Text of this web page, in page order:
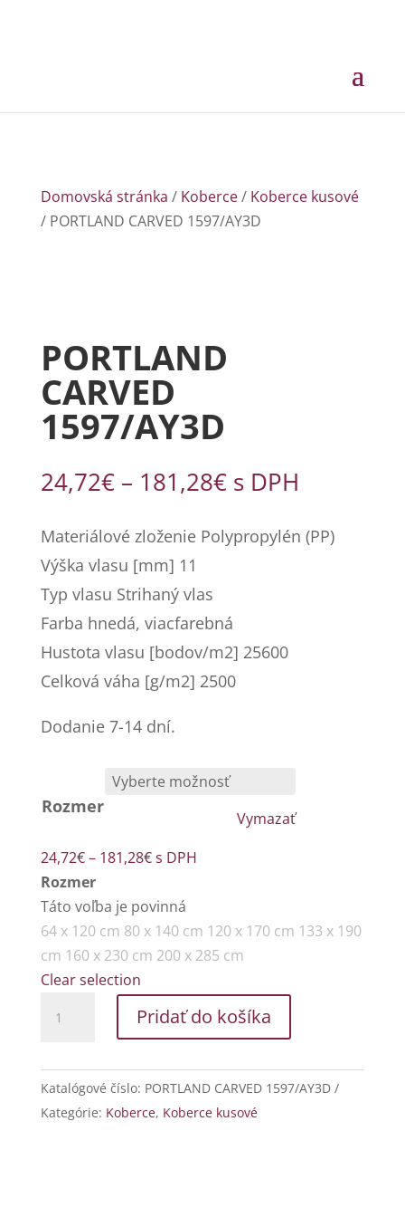
Domovská stránka / Koberce/ Koberce kusové
/ PORTLAND CARVED 1597/AY3D
PORTLAND
CARVED
1597/AY3D
24,72€ – 181,28€Price
24,72€
through
s DPH
Materiálové zloženie Polypropylén (PP)
Výška vlasu [mm] 11
Typ vlasu Strihaný vlas
Farba hnedá, viacfarebná
Hustota vlasu [bodov/m2] 25600
Celková váha [g/m2] 2500
Dodanie 7-14 dní.
Rozmer
Vymazať
24,72€– 181,28€Price
24,72€
through
181,28€
s DPH
Rozmer
Táto voľba je povinná
64 x 120 cm 80 x 140 cm 120 x 170 cm 133 x 190
cm 160 x 230 cm 200 x 285 cm
Clear selection
PORTLAND
1597/AY3D
Pridať do košíka
Katalógové číslo: PORTLAND CARVED 1597/AY3D
Kategórie: Koberce, Koberce kusové